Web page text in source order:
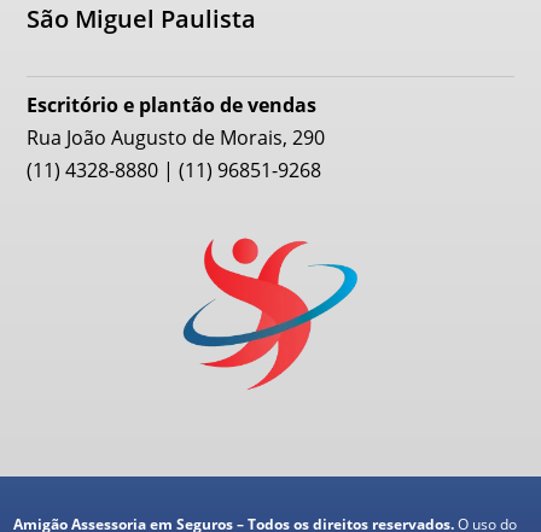
São Miguel Paulista
Escritório e plantão de vendas
Rua João Augusto de Morais, 290
(11) 4328-8880 | (11) 96851-9268
Amigão Assessoria em Seguros – Todos os direitos reservados.O uso do